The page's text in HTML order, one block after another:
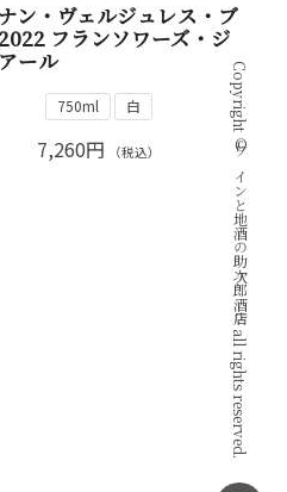
ン・ヴェルジュレス・ブ
フランソワーズ・ジ
ール
750ml 白
7,260円 （税込） Copyright © ワインと地酒の助次郎酒店 all rights reserved.